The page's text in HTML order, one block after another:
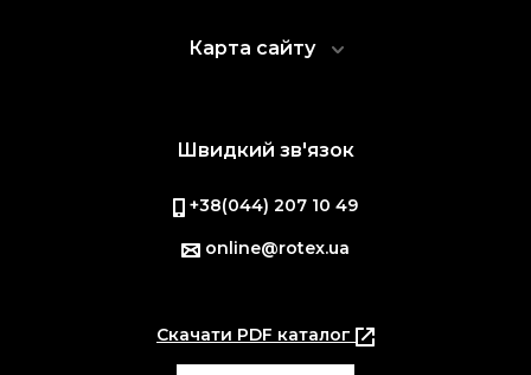
Карта сайту
Швидкий зв'язок
+38(044) 207 10 49
online@rotex.ua
Скачати PDF каталог